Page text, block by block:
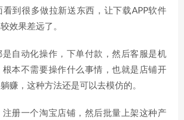
看到很多做拉新送东西，让下载APP软件
效果差远了。
自动化操作，下单付款，然后客服是机
本不需要操作什么事情，也就是店铺开
赚，这种方法还是可以去模仿的。
册一个淘宝店铺，然后批量上架这种产